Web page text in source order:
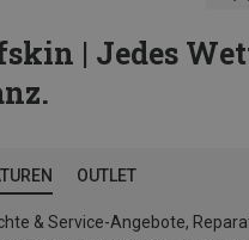
| Jedes
OUTLET
& Service-Angebote,